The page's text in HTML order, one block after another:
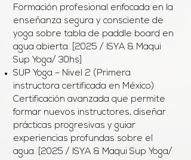
Formación profesional enfocada en la
enseñanza segura y consciente de
yoga sobre tabla de paddle board en
agua abierta. [2025 / ISYA & Maqui
Sup Yoga/ 30hs]
SUP Yoga – Nivel 2 (Primera
instructora certificada en México)
Certificación avanzada que permite
formar nuevos instructores, diseñar
prácticas progresivas y guiar
experiencias profundas sobre el
agua. [2025 / ISYA & Maqui Sup Yoga/